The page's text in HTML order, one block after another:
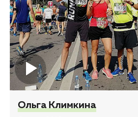
Ольга Климкина